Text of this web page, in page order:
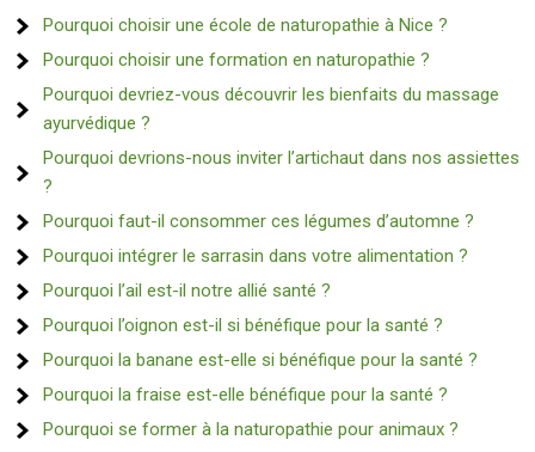
Pourquoi choisir une école de naturopathie à Nice ?
Pourquoi choisir une formation en naturopathie ?
Pourquoi devriez-vous découvrir les bienfaits du massage
ayurvédique ?
Pourquoi devrions-nous inviter l’artichaut dans nos assiettes
?
Pourquoi faut-il consommer ces légumes d’automne ?
Pourquoi intégrer le sarrasin dans votre alimentation ?
Pourquoi l’ail est-il notre allié santé ?
Pourquoi l’oignon est-il si bénéfique pour la santé ?
Pourquoi la banane est-elle si bénéfique pour la santé ?
Pourquoi la fraise est-elle bénéfique pour la santé ?
Pourquoi se former à la naturopathie pour animaux ?